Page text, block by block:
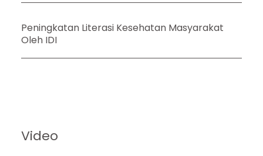
Peningkatan Literasi Kesehatan Masyarakat
Oleh IDI
Video